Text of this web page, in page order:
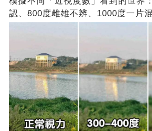
認、800度雌雄不辨、1000度一片